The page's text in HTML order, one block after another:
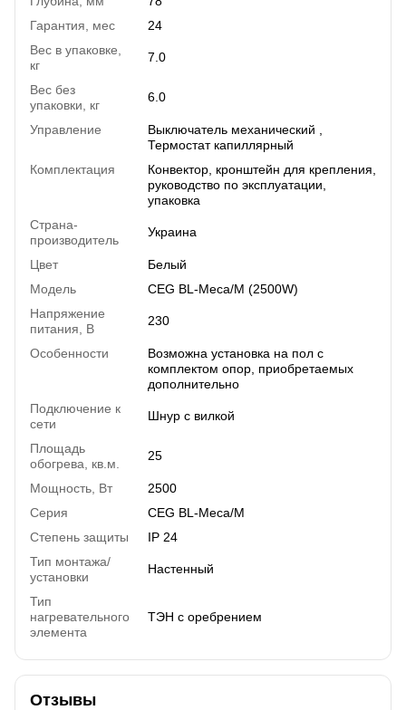
Гарантия, мес
24
Вес в упаковке,
кг
7.0
Вес без
упаковки, кг
6.0
Управление
Выключатель механический ,
Термостат капиллярный
Комплектация
Конвектор, кронштейн для крепления,
руководство по эксплуатации,
упаковка
Страна-
производитель
Украина
Цвет
Белый
Модель
CEG BL-Meca/M (2500W)
Напряжение
питания, В
230
Особенности
Возможна установка на пол с
комплектом опор, приобретаемых
дополнительно
Подключение к
сети
Шнур с вилкой
Площадь
обогрева, кв.м.
25
Мощность, Вт
2500
Серия
CEG BL-Meca/M
Степень защиты
IP 24
Тип монтажа/
установки
Настенный
Тип
нагревательного
элемента
ТЭН с оребрением
Отзывы